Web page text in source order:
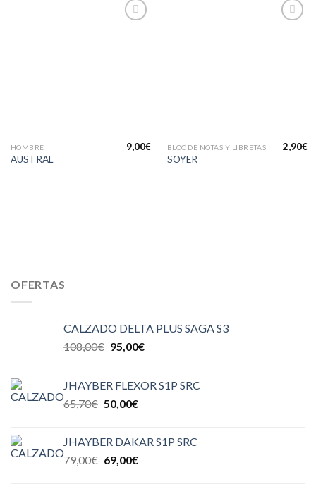
HOMBRE
AUSTRAL
9,00€ BLOC DE NOTAS Y LIBRETAS
SOYER
2,90€
OFERTAS
CALZADO DELTA PLUS SAGA S3
108,00€ 95,00€
JHAYBER FLEXOR S1P SRC
65,70€ 50,00€
JHAYBER DAKAR S1P SRC
79,00€ 69,00€